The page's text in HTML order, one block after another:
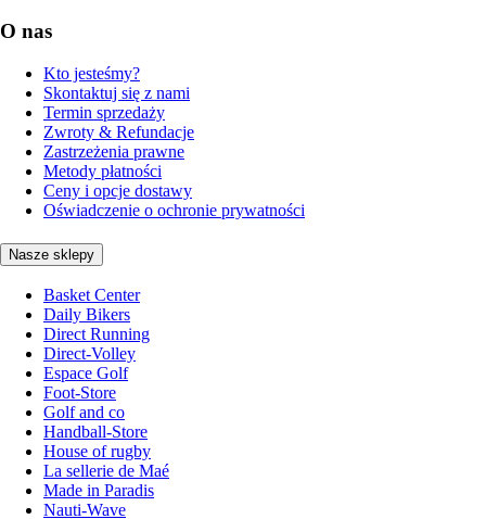
O nas
Kto jesteśmy?
Skontaktuj się z nami
Termin sprzedaży
Zwroty & Refundacje
Zastrzeżenia prawne
Metody płatności
Ceny i opcje dostawy
Oświadczenie o ochronie prywatności
Nasze sklepy
Basket Center
Daily Bikers
Direct Running
Direct-Volley
Espace Golf
Foot-Store
Golf and co
Handball-Store
House of rugby
La sellerie de Maé
Made in Paradis
Nauti-Wave